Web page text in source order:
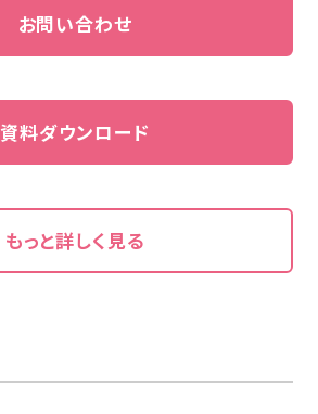
お問い合わせ
資料ダウンロード
もっと詳しく見る